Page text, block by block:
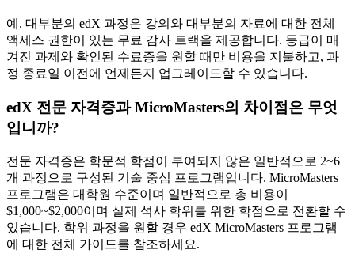
예. 대부분의 edX 과정은 강의와 대부분의 자료에 대한 전체
액세스 권한이 있는 무료 감사 트랙을 제공합니다. 등급이 매
겨진 과제와 확인된 수료증을 원할 때만 비용을 지불하고, 과
정 종료일 이전에 언제든지 업그레이드할 수 있습니다.
edX 전문 자격증과 MicroMasters의 차이점은 무엇
입니까?
전문 자격증은 학문적 학점이 부여되지 않은 일반적으로 2~6
개 과정으로 구성된 기술 중심 프로그램입니다. MicroMasters
프로그램은 대학원 수준이며 일반적으로 총 비용이
$1,000~$2,000이며 실제 석사 학위를 위한 학점으로 전환할 수
있습니다. 학위 과정을 원할 경우 edX MicroMasters 프로그램
에 대한 전체 가이드를 참조하세요.